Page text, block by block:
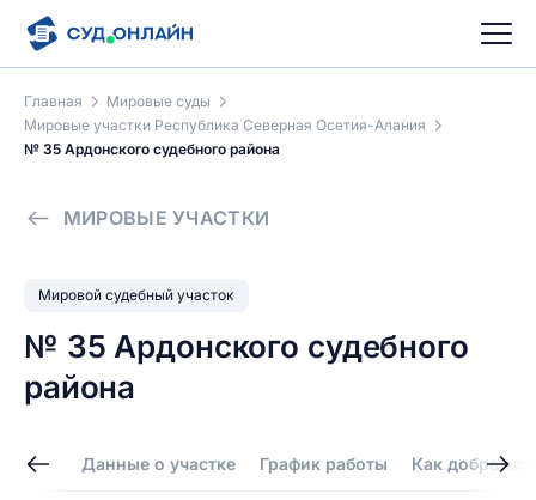
Главная
Мировые суды
Мировые участки Республика Северная Осетия-Алания
№ 35 Ардонского судебного района
МИРОВЫЕ УЧАСТКИ
Мировой судебный участок
№ 35 Ардонского судебного
района
Данные о участке График работы Как добраться